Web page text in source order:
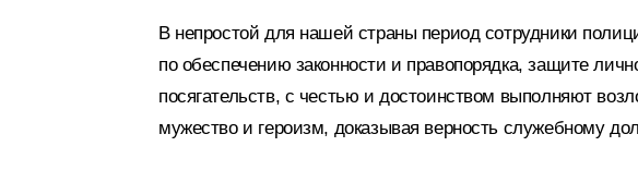
В непростой для нашей страны период сотрудники
по обеспечению законности и правопорядка, защите
посягательств, с честью и достоинством выполняют
мужество и героизм, доказывая верность служебному